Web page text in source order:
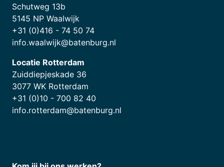
Schutweg 13b
5145 NP Waalwijk
+31 (0)416 - 74 50 74
info.waalwijk@batenburg.nl
Locatie Rotterdam
Zuiddiepjeskade 36
3077 WK Rotterdam
+31 (0)10 - 700 82 40
info.rotterdam@batenburg.nl